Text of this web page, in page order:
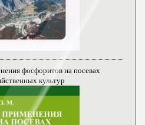
фосфоритов на посевах
культур